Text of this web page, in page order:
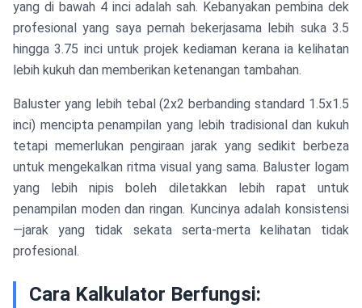
yang di bawah 4 inci adalah sah. Kebanyakan pembina dek
profesional yang saya pernah bekerjasama lebih suka 3.5
hingga 3.75 inci untuk projek kediaman kerana ia kelihatan
lebih kukuh dan memberikan ketenangan tambahan.
Baluster yang lebih tebal (2x2 berbanding standard 1.5x1.5
inci) mencipta penampilan yang lebih tradisional dan kukuh
tetapi memerlukan pengiraan jarak yang sedikit berbeza
untuk mengekalkan ritma visual yang sama. Baluster logam
yang lebih nipis boleh diletakkan lebih rapat untuk
penampilan moden dan ringan. Kuncinya adalah konsistensi
—jarak yang tidak sekata serta-merta kelihatan tidak
profesional.
Cara Kalkulator Berfungsi: